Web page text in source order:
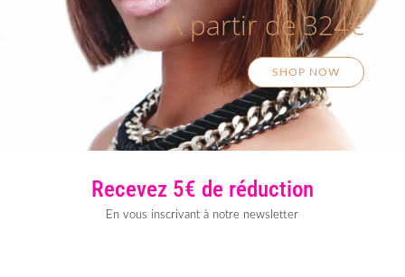
A partir de 324€
SHOP NOW
Recevez 5€ de réduction
En vous inscrivant à notre newsletter